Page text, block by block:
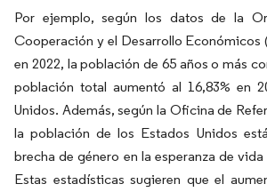
Por ejemplo, según los datos de la
Cooperación y el Desarrollo
en 2022, la población de 65 años o más
población total aumentó al 16,83% en
Unidos. Además, según la Oficina de
la población de los Estados Unidos
brecha de género en la esperanza de
Estas estadísticas sugieren que el